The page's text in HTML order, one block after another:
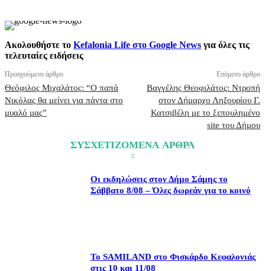
Ακολουθήστε το Kefalonia Life στο Google News για όλες τις
τελευταίες ειδήσεις
Προηγούμενο άρθρο
Θεόφιλος Μιχαλάτος: “Ο παπά
Νικόλας θα μείνει για πάντα στο
μυαλό μας”
Επόμενο άρθρο
Βαγγέλης Θεοφιλάτος: Ντροπή
στον Δήμαρχο Ληξουρίου Γ.
Κατσιβέλη με το ξεπουλημένο
site του Δήμου
ΣΥΣΧΕΤΙΖΟΜΕΝΑ ΑΡΘΡΑ
Οι εκδηλώσεις στον Δήμο Σάμης το
Σάββατο 8/08 – Όλες δωρεάν για το κοινό
Το SAMILAND στο Φισκάρδο Κεφαλονιάς
στις 10 και 11/08